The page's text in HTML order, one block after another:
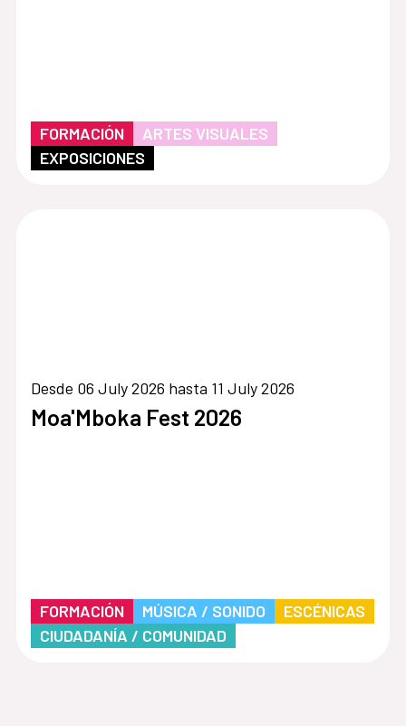
FORMACIÓN
ARTES VISUALES
EXPOSICIONES
Desde 06 July 2026 hasta 11 July 2026
Moa'Mboka Fest 2026
FORMACIÓN MÚSICA / SONIDO
ESCÉNICAS
CIUDADANÍA / COMUNIDAD